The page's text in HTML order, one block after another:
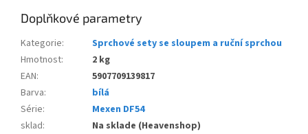
Doplňkové parametry
Kategorie:
Sprchové sety se sloupem a ruční sprchou
Hmotnost:
2 kg
EAN:
5907709139817
Barva:
bílá
Série:
Mexen DF54
sklad:
Na sklade (Heavenshop)